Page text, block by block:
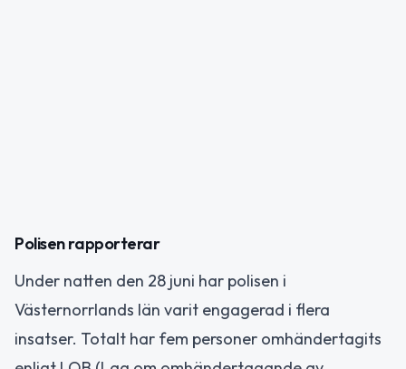
Polisen rapporterar
Under natten den 28 juni har polisen i
Västernorrlands län varit engagerad i flera
insatser. Totalt har fem personer omhändertagits